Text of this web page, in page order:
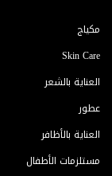
مكياج
Skin Care
العناية بالشعر
عطور
العناية بالأظافر
مستلزمات الأطفال